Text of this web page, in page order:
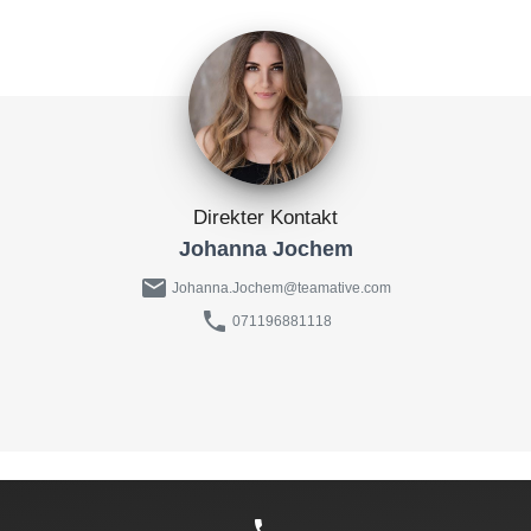
Direkter Kontakt
Johanna Jochem
mail Johanna.Jochem@teamative.com
phone 071196881118